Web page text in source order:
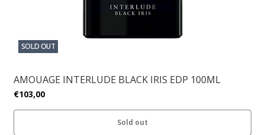
SOLD OUT
AMOUAGE INTERLUDE BLACK IRIS EDP 100ML
€103,00
Sold out